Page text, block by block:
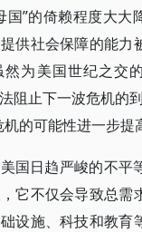
国”的倚赖程度大大
供社会保障的能力
然为美国世纪之交
阻止下一波危机的
的可能性进一步提
国日趋严峻的不平
它不仅会导致总需
设施、科技和教育